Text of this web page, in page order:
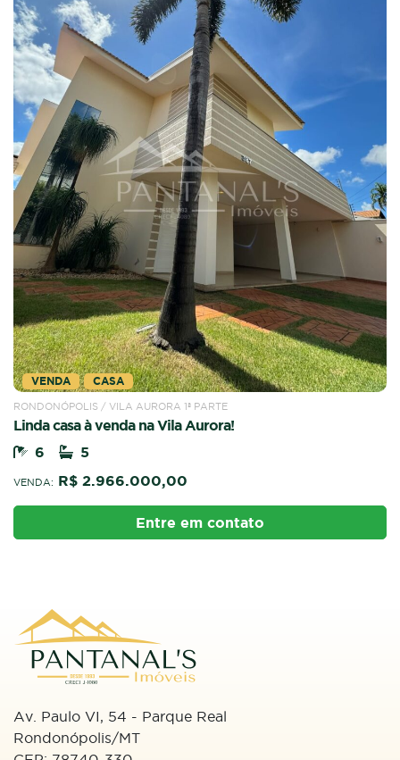
VENDA CASA
RONDONÓPOLIS / VILA AURORA 1ª PARTE
Linda casa à venda na Vila Aurora!
6
5
VENDA: R$ 2.966.000,00
Entre em contato
Av. Paulo VI, 54 - Parque Real
Rondonópolis/MT